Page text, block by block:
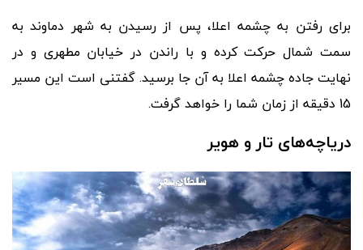
برای رفتن به چشمه اعلا، پس از رسیدن به شهر دماوند به
سمت شمال حرکت کرده و با راندن در خیابان مطهری و در
نهایت جاده چشمه اعلا به آن جا برسید. گفتنی است این مسیر
15 دقیقه از زمان شما را خواهد گرفت.
دریاچههای تار و هویر